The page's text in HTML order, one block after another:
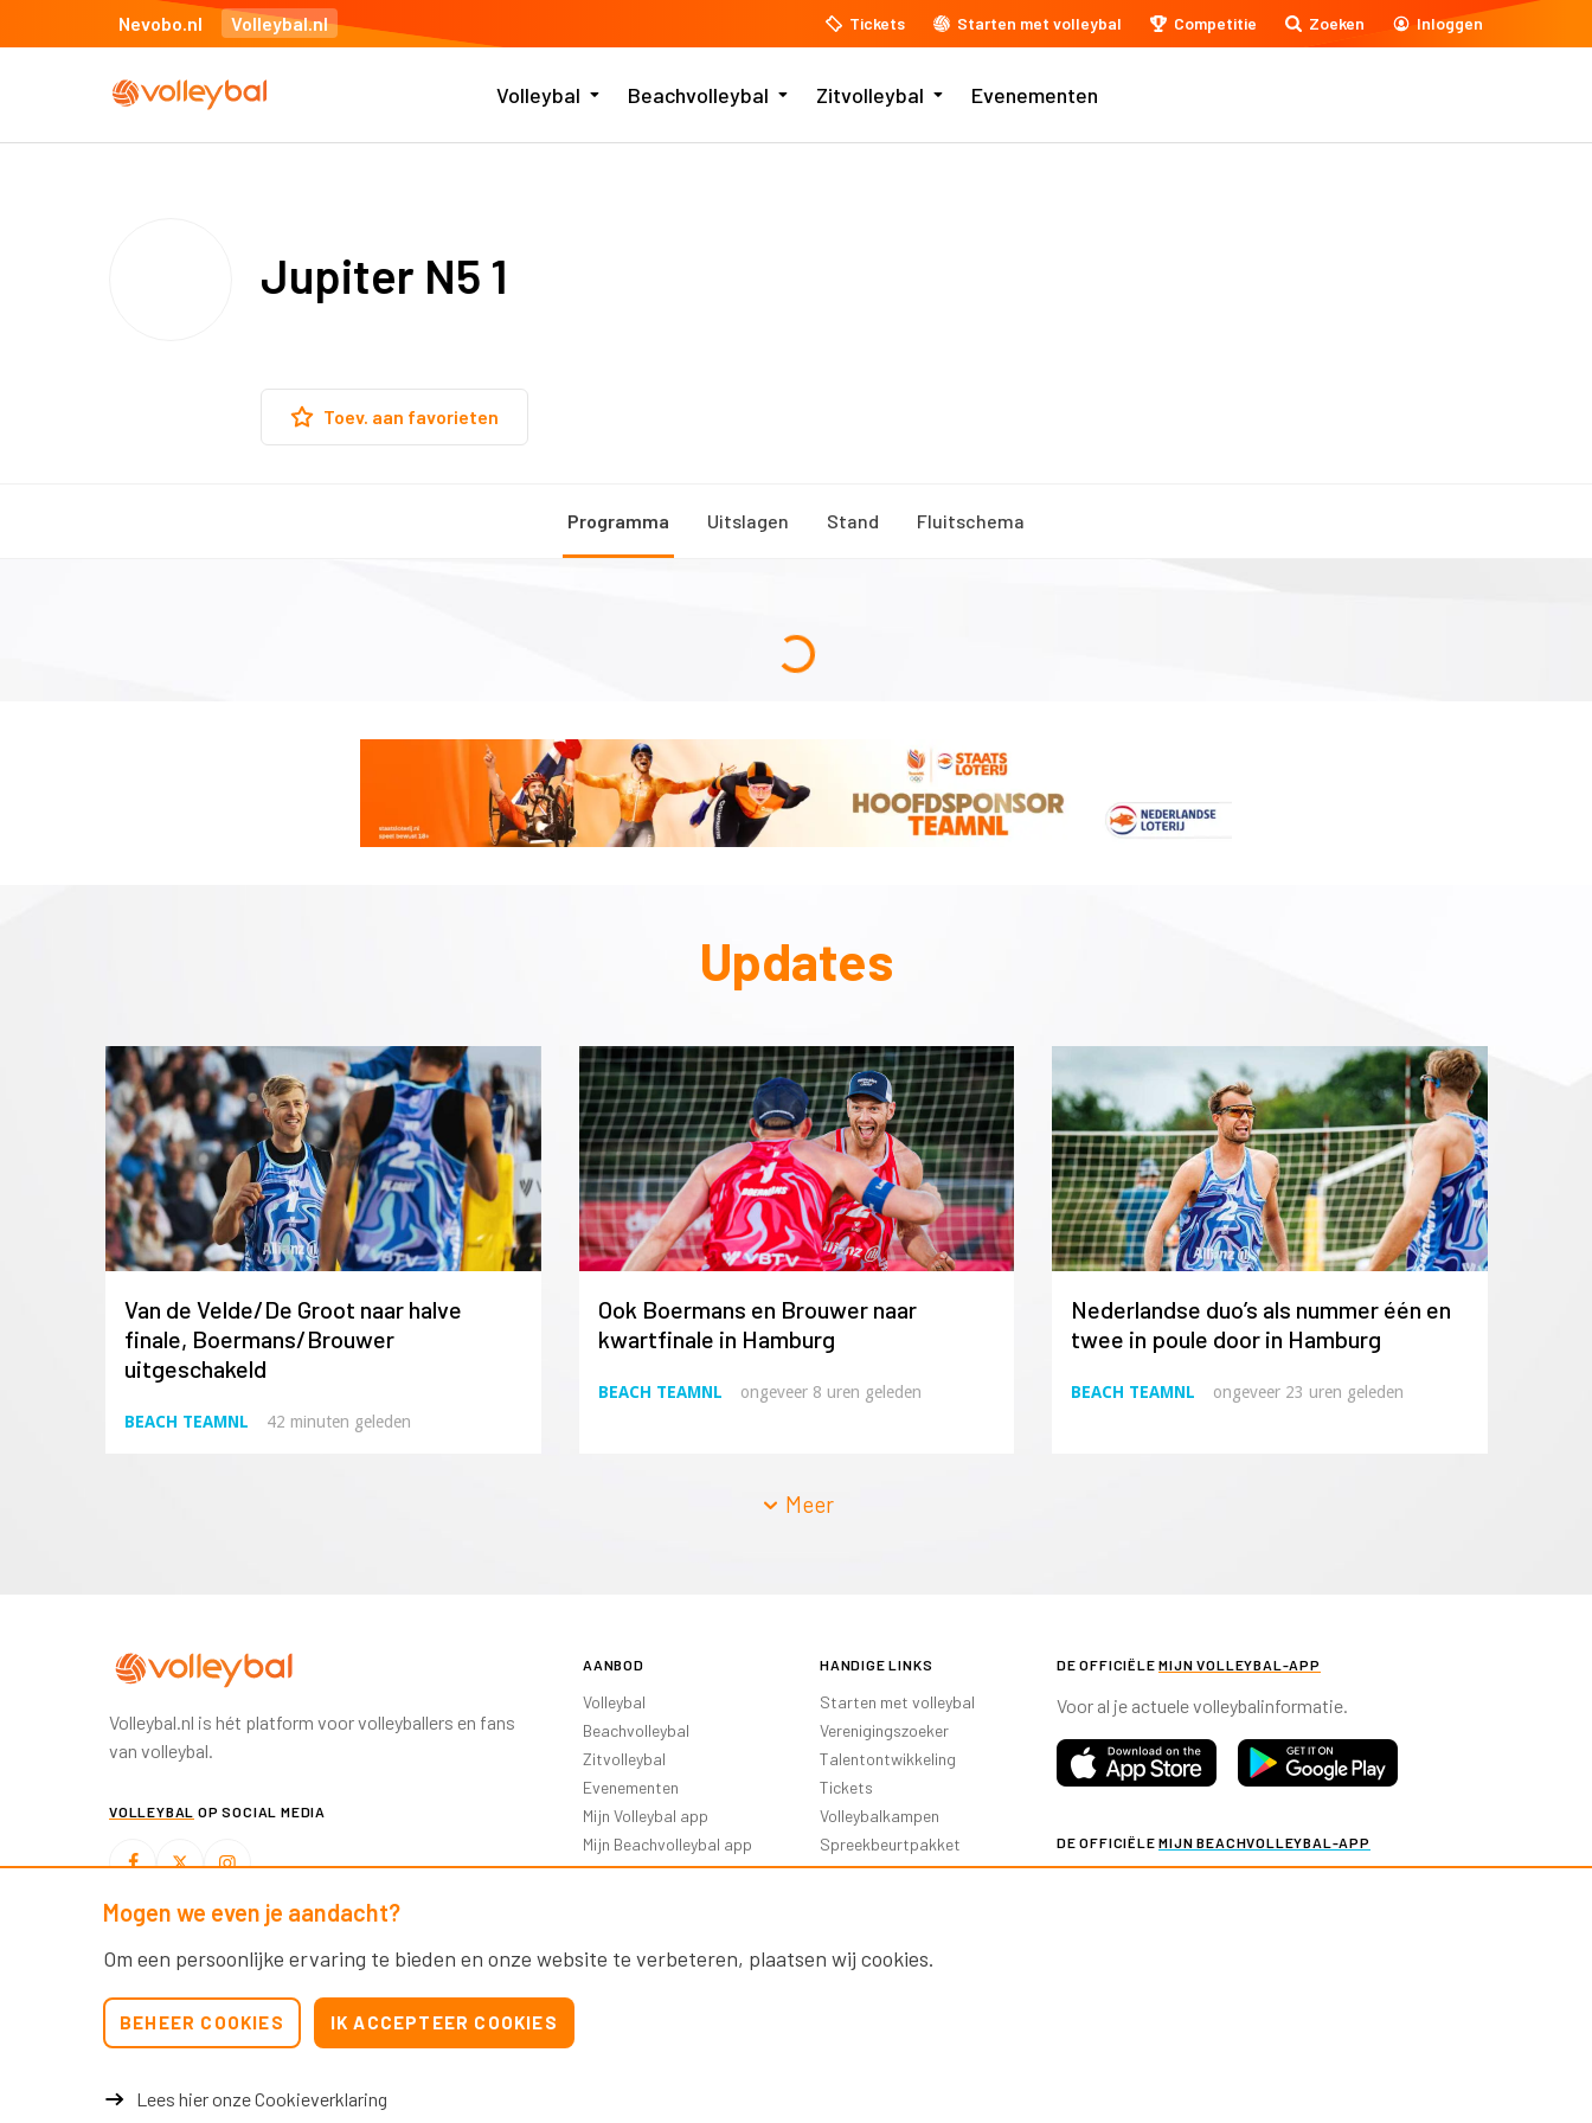
Nevobo.nl Volleybal.nl Tickets Starten met volleybal Competitie Zoeken Inloggen
Volleybal Beachvolleybal Zitvolleybal Evenementen
Jupiter N5 1
Toev. aan favorieten
Programma Uitslagen Stand Fluitschema
Updates
Van de Velde/De Groot naar halve
finale, Boermans/Brouwer
uitgeschakeld
BEACH TEAMNL 42 minuten geleden
Ook Boermans en Brouwer naar
kwartfinale in Hamburg
BEACH TEAMNL ongeveer 8 uren geleden
Nederlandse duo’s als nummer één en
twee in poule door in Hamburg
BEACH TEAMNL ongeveer 23 uren geleden
Meer
Volleybal.nl is hét platform voor volleyballers en fans
van volleybal.
VOLLEYBAL OP SOCIAL MEDIA
AANBOD
Volleybal
Beachvolleybal
Zitvolleybal
Evenementen
Mijn Volleybal app
Mijn Beachvolleybal app
HANDIGE LINKS
Starten met volleybal
Verenigingszoeker
Talentontwikkeling
Tickets
Volleybalkampen
Spreekbeurtpakket
Oranje Ambassadeurs
DE OFFICIËLEMIJN VOLLEYBAL-APP
Voor al je actuele volleybalinformatie.
DE OFFICIËLEMIJN BEACHVOLLEYBAL-APP
Mogen we even je aandacht?
Om een persoonlijke ervaring te bieden en onze website te verbeteren, plaatsen wij cookies.
BEHEER COOKIES IK ACCEPTEER COOKIES
Lees hier onze Cookieverklaring